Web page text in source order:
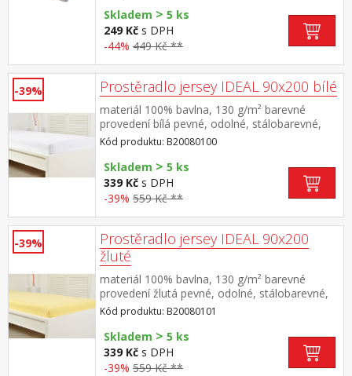
Skladem > 5 ks
249 Kč s DPH
-44% 449 Kč **
-39% Prostěradlo jersey IDEAL 90x200 bílé
materiál 100% bavlna, 130 g/m² barevné
provedení bílá pevné, odolné, stálobarevné,
obšito gumou pro matrace do výšky 25
cm pratelné do 60 °C
Kód produktu: B20080100
Skladem > 5 ks
339 Kč s DPH
-39% 559 Kč **
-39%
Prostěradlo jersey IDEAL 90x200
žluté
materiál 100% bavlna, 130 g/m² barevné
provedení žlutá pevné, odolné, stálobarevné,
obšito gumou pro matrace do výšky 25
cm pratelné do 60 °C
Kód produktu: B20080101
Skladem > 5 ks
339 Kč s DPH
-39% 559 Kč **